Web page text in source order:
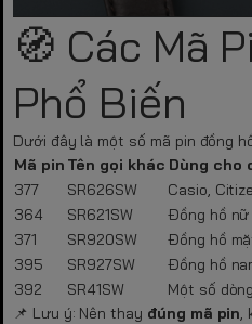
🧭 Các Mã
Phổ Biến
Dưới đây là một số mã pin đồng
Mã pin Tên gọi khác Dùng cho
377
SR626SW
Casio,
364
SR621SW
Đồng hồ nữ
371
SR920SW
Đồng hồ
395
SR927SW
Đồng hồ
392
SR41SW
Một số
📌 Lưu ý: Nên thay đúng mã pin,